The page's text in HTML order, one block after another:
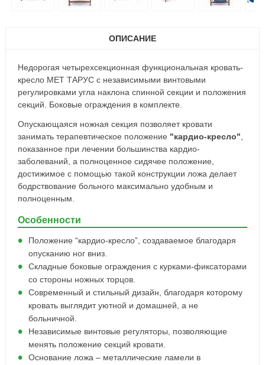
ОПИСАНИЕ
Недорогая четырехсекционная функциональная кровать-
кресло MET ТАРУС с независимыми винтовыми
регулировками угла наклона спинной секции и положения
секций. Боковые ограждения в комплекте.
Опускающаяся ножная секция позволяет кровати
занимать терапевтическое положение "кардио-кресло"
показанное при лечении большинства кардио-
заболеваний, а полноценное сидячее положение,
достижимое с помощью такой конструкции ложа делает
бодрствование больного максимально удобным и
полноценным.
Особенности
Положение “кардио-кресло”, создаваемое благодаря
опусканию ног вниз.
Складные боковые ограждения с курками-фиксаторами
со стороны ножных торцов.
Современный и стильный дизайн, благодаря которому
кровать выглядит уютной и домашней, а не
больничной.
Независимые винтовые регуляторы, позволяющие
менять положение секций кровати.
Основание ложа – металлические ламели в